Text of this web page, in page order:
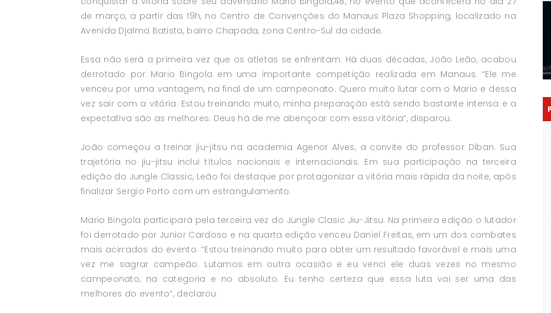
de março, a partir das 19h, no Centro de Convenções do Manaus Plaza Shopping, localizado na
Avenida Djalma Batista, bairro Chapada, zona Centro-Sul da cidade.
Essa não será a primeira vez que os atletas se enfrentam. Há duas décadas, João Leão, acabou
derrotado por Mario Bingola em uma importante competição realizada em Manaus. “Ele me
venceu por uma vantagem, na final de um campeonato. Quero muito lutar com o Mario e dessa
vez sair com a vitória. Estou treinando muito, minha preparação está sendo bastante intensa e a
expectativa são as melhores. Deus há de me abençoar com essa vitória”, disparou.
João começou a treinar jiu-jitsu na academia Agenor Alves, a convite do professor Diban. Sua
trajetória no jiu-jitsu inclui títulos nacionais e internacionais. Em sua participação na terceira
edição do Jungle Classic, Leão foi destaque por protagonizar a vitória mais rápida da noite, após
finalizar Sergio Porto com um estrangulamento.
Mario Bingola participará pela terceira vez do Jungle Clasic Jiu-Jitsu. Na primeira edição o lutador
foi derrotado por Junior Cardoso e na quarta edição venceu Daniel Freitas, em um dos combates
mais acirrados do evento. “Estou treinando muito para obter um resultado favorável e mais uma
vez me sagrar campeão. Lutamos em outra ocasião e eu venci ele duas vezes no mesmo
campeonato, na categoria e no absoluto. Eu tenho certeza que essa luta vai ser uma das
melhores do evento”, declarou.